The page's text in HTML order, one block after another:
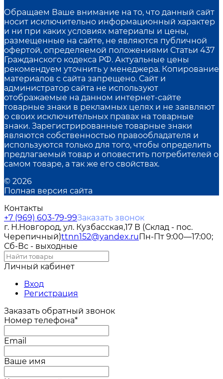
Обращаем Ваше внимание на то, что данный сайт
носит исключительно информационный характер
и ни при каких условиях материалы и цены,
размещенные на сайте, не являются публичной
офертой, определяемой положениями Статьи 437
Гражданского кодекса РФ. Актуальные цены
рекомендуем уточнить у менеджера. Копирование
материалов с сайта запрещено. Сайт и
администратор сайта не используют
отображаемые на данном интернет-сайте
товарные знаки в рекламных целях и не заявляют
о своих исключительных правах на товарные
знаки. Зарегистрированные товарные знаки
являются собственностью правообладателя и
используются только для того, чтобы определить
предлагаемый товар и оповестить потребителей о
самом товаре, а так же его свойствах.
© 2026
Полная версия сайта
Контакты
+7 (969) 603-79-99Заказать звонок
г. Н.Новгород, ул. Кузбасская,17 В (Склад - пос.
Черепичный)ttnn152@yandex.ruПн-Пт 9:00—17:00;
Сб-Вс - выходные
Личный кабинет
Вход
Регистрация
Заказать обратный звонок
Номер телефона*
Email
Ваше имя